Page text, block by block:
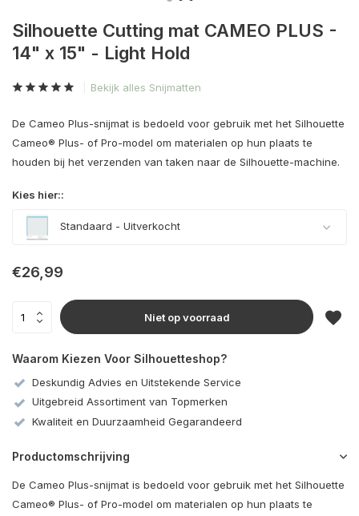
Silhouette Cutting mat CAMEO PLUS -
14" x 15" - Light Hold
Bekijk alles Snijmatten
De Cameo Plus-snijmat is bedoeld voor gebruik met het Silhouette
Cameo® Plus- of Pro-model om materialen op hun plaats te
houden bij het verzenden van taken naar de Silhouette-machine.
Kies hier::
Standaard - Uitverkocht
€26,99
Niet op voorraad
Waarom Kiezen Voor Silhouetteshop?
Deskundig Advies en Uitstekende Service
Uitgebreid Assortiment van Topmerken
Kwaliteit en Duurzaamheid Gegarandeerd
Productomschrijving
De Cameo Plus-snijmat is bedoeld voor gebruik met het Silhouette
Cameo® Plus- of Pro-model om materialen op hun plaats te